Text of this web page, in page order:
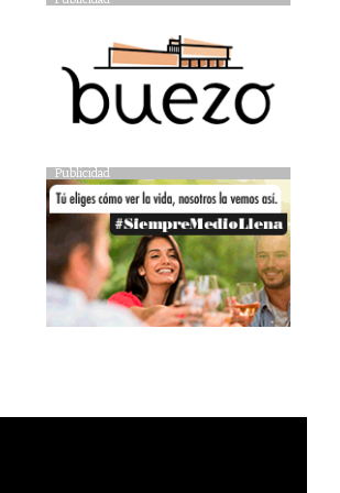
Publicidad